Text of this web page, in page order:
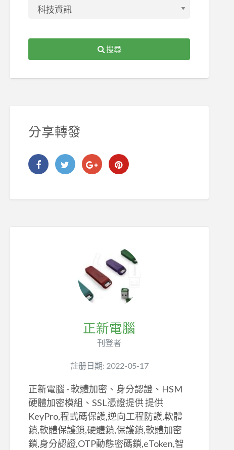
搜尋
分享轉發
正新電腦
刊登者
註册日期: 2022-05-17
正新電腦 - 軟體加密、身分認證、HSM
硬體加密模組、SSL憑證提供 提供
KeyPro,程式碼保護,逆向工程防護,軟體
鎖,軟體保護鎖,硬體鎖,保護鎖,軟體加密
鎖,身分認證,OTP動態密碼鎖,eToken,智